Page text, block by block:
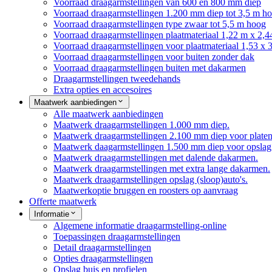
Voorraad draagarmstellingen 1.200 mm diep tot 3,5 m
Voorraad draagarmstellingen type zwaar tot 5,5 m hoog
Voorraad draagarmstellingen plaatmateriaal 1,22 m x
Voorraad draagarmstellingen voor plaatmateriaal 1,53 x
Voorraad draagarmstellingen voor buiten zonder dak
Voorraad draagarmstellingen buiten met dakarmen
Draagarmstellingen tweedehands
Extra opties en accesoires
Maatwerk aanbiedingen
Alle maatwerk aanbiedingen
Maatwerk draagarmstellingen 1.000 mm diep.
Maatwerk draagarmstellingen 2.100 mm diep voor
Maatwerk daagarmstellingen 1.500 mm diep voor opslag
Maatwerk draagarmstellingen met dalende dakarmen.
Maatwerk draagarmstellingen met extra lange dakarmen.
Maatwerk draagarmstellingen opslag (sloop)auto's.
Maatwerkoptie bruggen en roosters op aanvraag
Offerte maatwerk
Informatie
Algemene informatie draagarmstelling-online
Toepassingen draagarmstellingen
Detail draagarmstellingen
Opties draagarmstellingen
Opslag buis en profielen